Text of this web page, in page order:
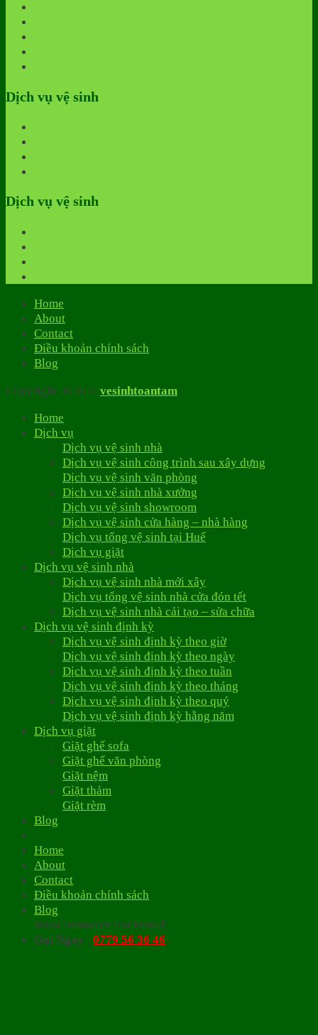
Dịch vụ vệ sinh
Dịch vụ vệ sinh
Home
About
Contact
Điều khoản chính sách
Blog
Copyright 2026 © vesinhtoantam
Home
Dịch vụ
Dịch vụ vệ sinh nhà
Dịch vụ vệ sinh công trình sau xây dựng
Dịch vụ vệ sinh văn phòng
Dịch vụ vệ sinh nhà xưởng
Dịch vụ vệ sinh showroom
Dịch vụ vệ sinh cửa hàng – nhà hàng
Dịch vụ tổng vệ sinh tại Huế
Dịch vụ giặt
Dịch vụ vệ sinh nhà
Dịch vụ vệ sinh nhà mới xây
Dịch vụ tổng vệ sinh nhà cửa đón tết
Dịch vụ vệ sinh nhà cải tạo – sửa chữa
Dịch vụ vệ sinh định kỳ
Dịch vụ vệ sinh định kỳ theo giờ
Dịch vụ vệ sinh định kỳ theo ngày
Dịch vụ vệ sinh định kỳ theo tuần
Dịch vụ vệ sinh định kỳ theo tháng
Dịch vụ vệ sinh định kỳ theo quý
Dịch vụ vệ sinh định kỳ hằng năm
Dịch vụ giặt
Giặt ghế sofa
Giặt ghế văn phòng
Giặt nệm
Giặt thảm
Giặt rèm
Blog
Home
About
Contact
Điều khoản chính sách
Blog
WooCommerce not Found
Gọi Ngay : 0779 56 36 46